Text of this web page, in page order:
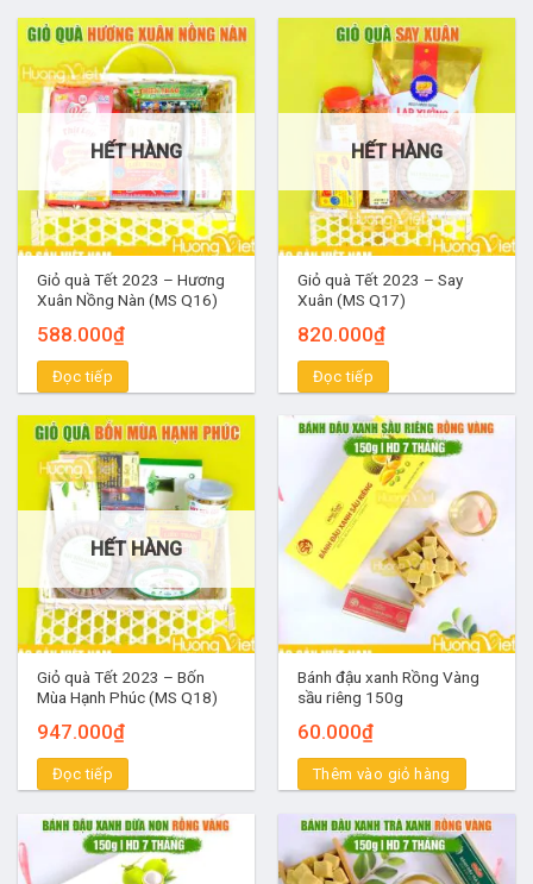
HẾT HÀNG
Giỏ quà Tết 2023 – Hương
Xuân Nồng Nàn (MS Q16)
588.000₫
Đọc tiếp
HẾT HÀNG
Giỏ quà Tết 2023 – Say
Xuân (MS Q17)
820.000₫
Đọc tiếp
HẾT HÀNG
Giỏ quà Tết 2023 – Bốn
Mùa Hạnh Phúc (MS Q18)
947.000₫
Đọc tiếp
Bánh đậu xanh Rồng Vàng
sầu riêng 150g
60.000₫
Thêm vào giỏ hàng